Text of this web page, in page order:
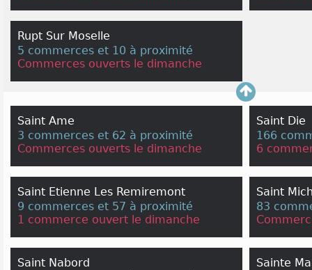
Rupt Sur Moselle
5 commerces et 10 à proximité
Commerces ouverts le dimanche
Saint Ame
3 commerces et 62 à proximité
Commerces ouverts le dimanche
Saint Die
166
6
Saint Etienne Les Remiremont
9 commerces et 57 à proximité
1 commerce ouvert le dimanche
Saint
83
Saint Nabord
Sainte